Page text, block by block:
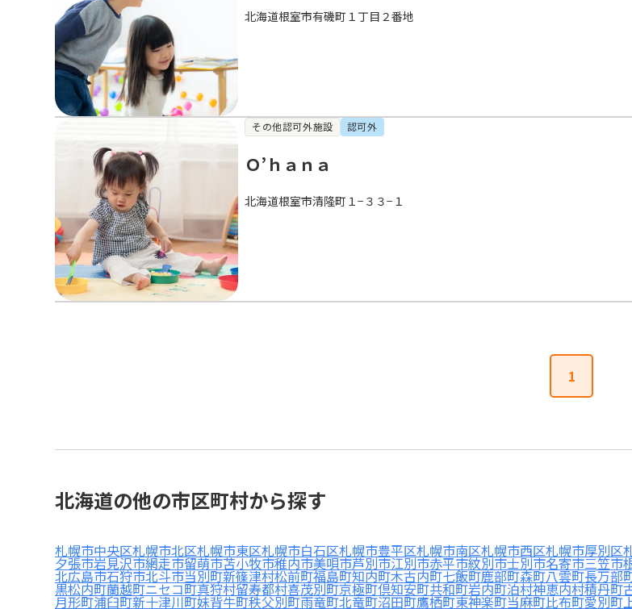
北海道根室市有磯町１丁目２番地
その他認可外施設 認可外
Ｏ’ｈａｎａ
北海道根室市清隆町１−３３−１
1
北海道の他の市区町村から探す
札幌市中央区札幌市北区札幌市東区札幌市白石区札幌市豊平区札幌市南区札幌市西区札幌市厚別区
夕張市岩見沢市網走市留萌市苫小牧市稚内市美唄市芦別市江別市赤平市紋別市士別市名寄市三笠市
北広島市石狩市北斗市当別町新篠津村松前町福島町知内町木古内町七飯町鹿部町森町八雲町長万部
黒松内町蘭越町ニセコ町真狩村留寿都村喜茂別町京極町倶知安町共和町岩内町泊村神恵内村積丹町
月形町浦臼町新十津川町妹背牛町秩父別町雨竜町北竜町沼田町鷹栖町東神楽町当麻町比布町愛別町